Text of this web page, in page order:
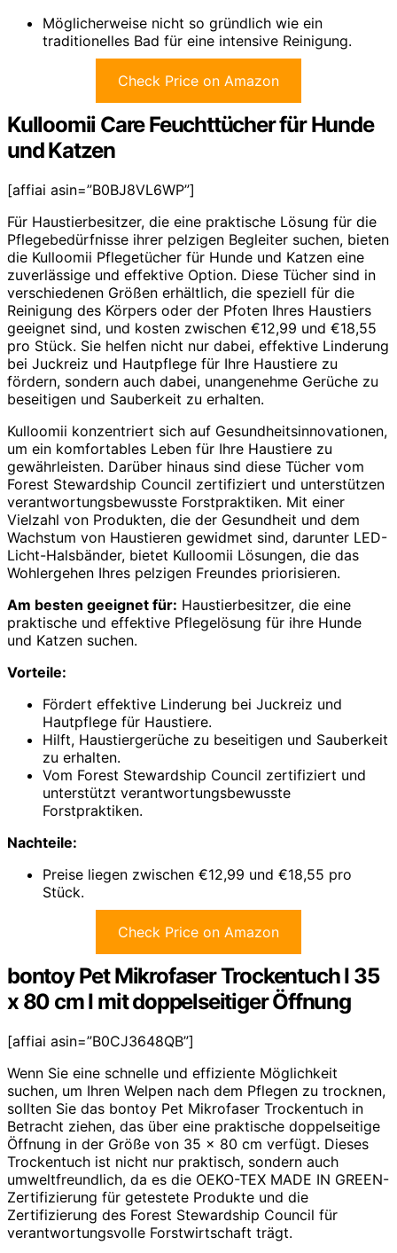
Möglicherweise nicht so gründlich wie ein
traditionelles Bad für eine intensive Reinigung.
Check Price on Amazon
Kulloomii Care Feuchttücher für Hunde
und Katzen
[affiai asin=”B0BJ8VL6WP”]
Für Haustierbesitzer, die eine praktische Lösung für die
Pflegebedürfnisse ihrer pelzigen Begleiter suchen, bieten
die Kulloomii Pflegetücher für Hunde und Katzen eine
zuverlässige und effektive Option. Diese Tücher sind in
verschiedenen Größen erhältlich, die speziell für die
Reinigung des Körpers oder der Pfoten Ihres Haustiers
geeignet sind, und kosten zwischen €12,99 und €18,55
pro Stück. Sie helfen nicht nur dabei, effektive Linderung
bei Juckreiz und Hautpflege für Ihre Haustiere zu
fördern, sondern auch dabei, unangenehme Gerüche zu
beseitigen und Sauberkeit zu erhalten.
Kulloomii konzentriert sich auf Gesundheitsinnovationen,
um ein komfortables Leben für Ihre Haustiere zu
gewährleisten. Darüber hinaus sind diese Tücher vom
Forest Stewardship Council zertifiziert und unterstützen
verantwortungsbewusste Forstpraktiken. Mit einer
Vielzahl von Produkten, die der Gesundheit und dem
Wachstum von Haustieren gewidmet sind, darunter LED-
Licht-Halsbänder, bietet Kulloomii Lösungen, die das
Wohlergehen Ihres pelzigen Freundes priorisieren.
Am besten geeignet für: Haustierbesitzer, die eine
praktische und effektive Pflegelösung für ihre Hunde
und Katzen suchen.
Vorteile:
Fördert effektive Linderung bei Juckreiz und
Hautpflege für Haustiere.
Hilft, Haustiergerüche zu beseitigen und Sauberkeit
zu erhalten.
Vom Forest Stewardship Council zertifiziert und
unterstützt verantwortungsbewusste
Forstpraktiken.
Nachteile:
Preise liegen zwischen €12,99 und €18,55 pro
Stück.
Check Price on Amazon
bontoy Pet Mikrofaser Trockentuch I 35
x 80 cm I mit doppelseitiger Öffnung
[affiai asin=”B0CJ3648QB”]
Wenn Sie eine schnelle und effiziente Möglichkeit
suchen, um Ihren Welpen nach dem Pflegen zu trocknen,
sollten Sie das bontoy Pet Mikrofaser Trockentuch in
Betracht ziehen, das über eine praktische doppelseitige
Öffnung in der Größe von 35 x 80 cm verfügt. Dieses
Trockentuch ist nicht nur praktisch, sondern auch
umweltfreundlich, da es die OEKO-TEX MADE IN GREEN-
Zertifizierung für getestete Produkte und die
Zertifizierung des Forest Stewardship Council für
verantwortungsvolle Forstwirtschaft trägt.